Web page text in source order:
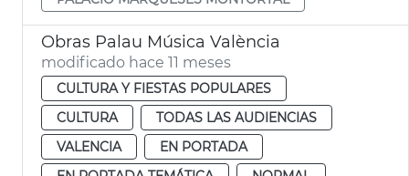
Obras Palau Música València
modificado hace 11 meses
CULTURA Y FIESTAS POPULARES
CULTURA
TODAS LAS AUDIENCIAS
VALENCIA
EN PORTADA